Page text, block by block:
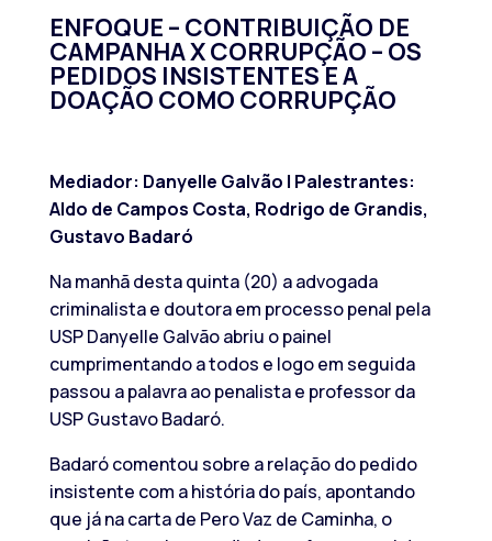
ENFOQUE – CONTRIBUIÇÃO DE
CAMPANHA X CORRUPÇÃO – OS
PEDIDOS INSISTENTES E A
DOAÇÃO COMO CORRUPÇÃO
Mediador: Danyelle Galvão | Palestrantes:
Aldo de Campos Costa, Rodrigo de Grandis,
Gustavo Badaró
Na manhã desta quinta (20) a advogada
criminalista e doutora em processo penal pela
USP Danyelle Galvão abriu o painel
cumprimentando a todos e logo em seguida
passou a palavra ao penalista e professor da
USP Gustavo Badaró.
Badaró comentou sobre a relação do pedido
insistente com a história do país, apontando
que já na carta de Pero Vaz de Caminha, o